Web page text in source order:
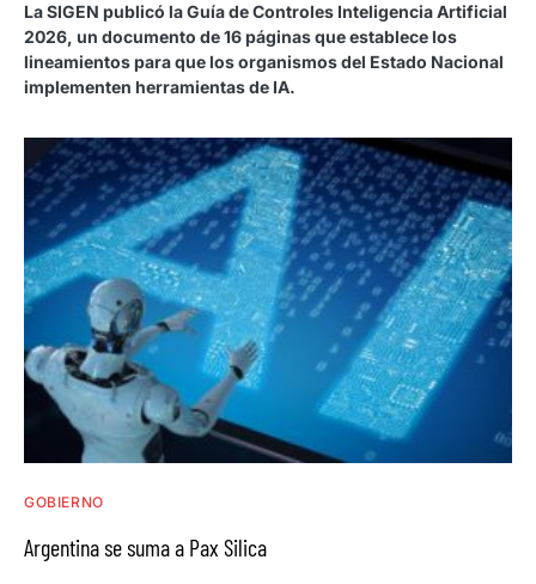
La SIGEN publicó la Guía de Controles Inteligencia Artificial
2026, un documento de 16 páginas que establece los
lineamientos para que los organismos del Estado Nacional
implementen herramientas de IA.
GOBIERNO
Argentina se suma a Pax Silica